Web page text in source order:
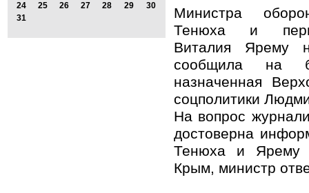
24
25 26 27 28 29
30
31
Министра
Тенюха и
Виталия Ярему
сообщила на
назначенная
соцполитики
На вопрос
достоверна
Тенюха и Ярему
Крым, министр